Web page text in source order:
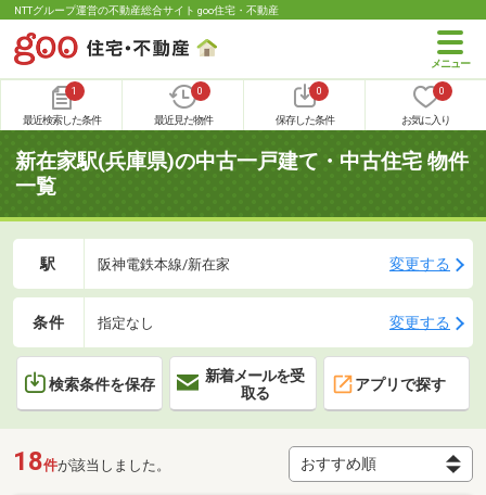
NTTグループ運営の不動産総合サイト goo住宅・不動産
1
最近検索した条件
0
最近見た物件
0
保存した条件
0
お気に入り
新在家駅(兵庫県)の中古一戸建て・中古住宅 物件
一覧
駅 阪神電鉄本線/新在家 変更する
条件 指定なし 変更する
検索条件を保存
新着メールを受
取る
アプリで探す
18件が該当しました。